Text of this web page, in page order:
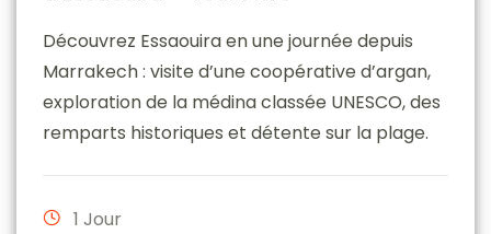
Découvrez Essaouira en une journée depuis
Marrakech : visite d’une coopérative d’argan,
exploration de la médina classée UNESCO, des
remparts historiques et détente sur la plage.
1 Jour